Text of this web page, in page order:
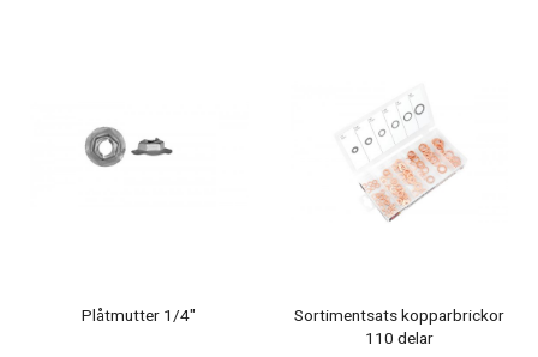
Plåtmutter 1/4"
Sortimentsats kopparbrickor
110 delar